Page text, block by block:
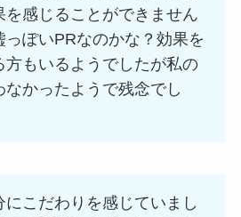
を感じることができません
っぽいPRなのかな？効果を
方もいるようでしたが私の
なかったようで残念でし
にこだわりを感じていまし